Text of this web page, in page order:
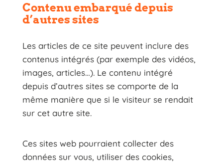
Contenu embarqué depuis
d’autres sites
Les articles de ce site peuvent inclure des
contenus intégrés (par exemple des vidéos,
images, articles…). Le contenu intégré
depuis d’autres sites se comporte de la
même manière que si le visiteur se rendait
sur cet autre site.
Ces sites web pourraient collecter des
données sur vous, utiliser des cookies,